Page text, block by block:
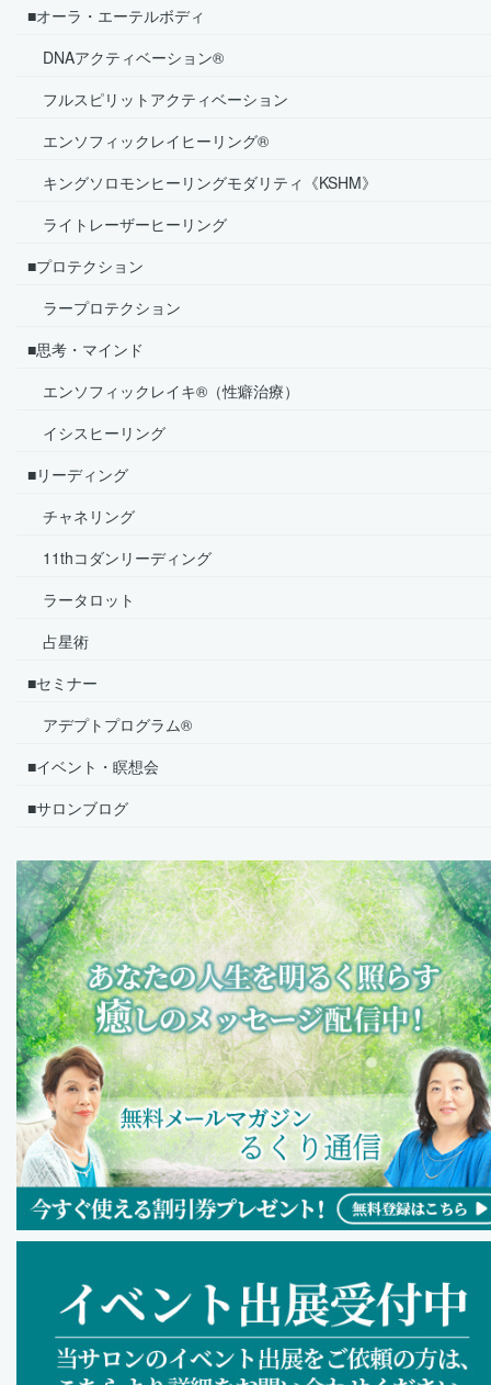
■オーラ・エーテルボディ
DNAアクティベーション®
フルスピリットアクティベーション
エンソフィックレイヒーリング®
キングソロモンヒーリングモダリティ《KSHM》
ライトレーザーヒーリング
■プロテクション
ラープロテクション
■思考・マインド
エンソフィックレイキ®（性癖治療）
イシスヒーリング
■リーディング
チャネリング
11thコダンリーディング
ラータロット
占星術
■セミナー
アデプトプログラム®
■イベント・瞑想会
■サロンブログ